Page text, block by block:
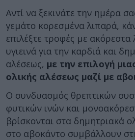
Αντί να ξεκινάτε την ημέρα
γεμάτο κορεσμένα λιπαρά,
επιλέξτε τροφές με ακόρεστα
υγιεινά για την καρδιά και
αλέσεως, με την επιλογή
ολικής αλέσεως μαζί με
Ο συνδυασμός θρεπτικών
φυτικών ινών και
βρίσκονται στα δημητριακά
στο αβοκάντο συμβάλλουν